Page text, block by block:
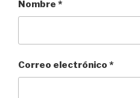
Nombre *
Correo electrónico *